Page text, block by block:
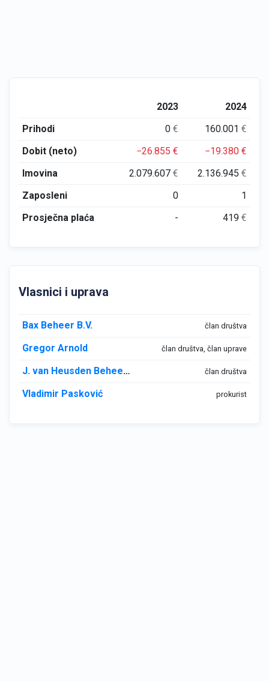
2023
2024
Prihodi
0€ 160.001€
Dobit (neto)
−26.855€ −19.380€
Imovina
2.079.607€ 2.136.945€
Zaposleni
0
1
Prosječna plaća
- 419€
Vlasnici i uprava
Bax Beheer B.V. član društva
Gregor Arnold član društva, član uprave
J. van Heusden Beheer B.V. član društva
Vladimir Pasković prokurist